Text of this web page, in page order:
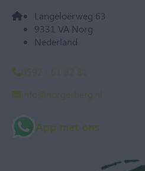
Langeloërweg 63
9331 VA Norg
Nederland
0592 - 61 22 81
info@norgerberg.nl
App met ons